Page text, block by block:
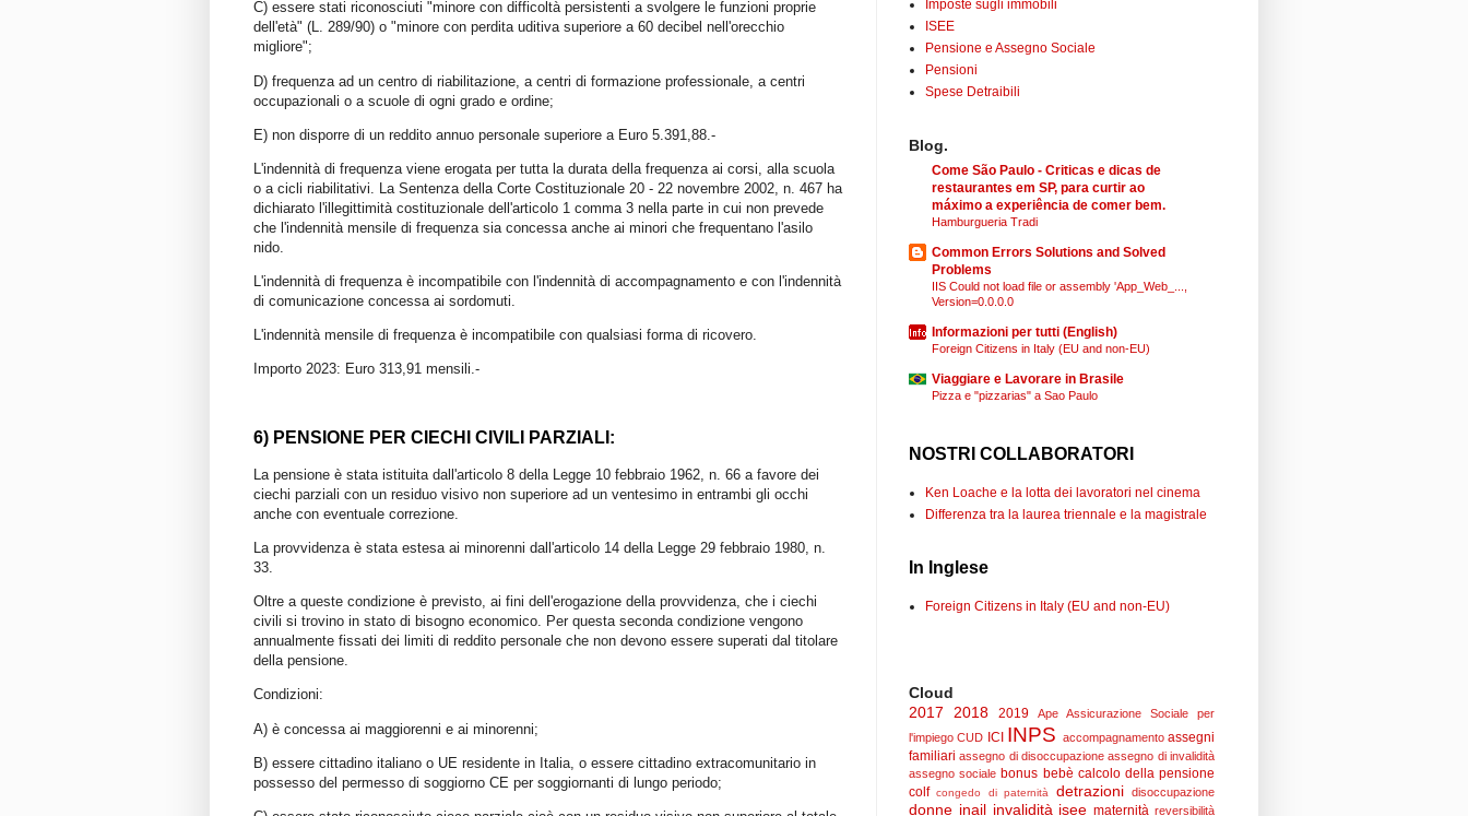
C) essere stati riconosciuti "minore con difficoltà persistenti a svolgere le funzioni proprie
dell'età" (L. 289/90) o "minore con perdita uditiva superiore a 60 decibel nell'orecchio
migliore";
D) frequenza ad un centro di riabilitazione, a centri di formazione professionale, a centri
occupazionali o a scuole di ogni grado e ordine;
E) non disporre di un reddito annuo personale superiore a Euro 5.391,88.-
L'indennità di frequenza viene erogata per tutta la durata della frequenza ai corsi, alla scuola
o a cicli riabilitativi. La Sentenza della Corte Costituzionale 20 - 22 novembre 2002, n. 467 ha
dichiarato l'illegittimità costituzionale dell'articolo 1 comma 3 nella parte in cui non prevede
che l'indennità mensile di frequenza sia concessa anche ai minori che frequentano l'asilo
nido.
L'indennità di frequenza è incompatibile con l'indennità di accompagnamento e con l'indennità
di comunicazione concessa ai sordomuti.
L'indennità mensile di frequenza è incompatibile con qualsiasi forma di ricovero.
Importo 2023: Euro 313,91 mensili.-
6) PENSIONE PER CIECHI CIVILI PARZIALI:
La pensione è stata istituita dall'articolo 8 della Legge 10 febbraio 1962, n. 66 a favore dei
ciechi parziali con un residuo visivo non superiore ad un ventesimo in entrambi gli occhi
anche con eventuale correzione.
La provvidenza è stata estesa ai minorenni dall'articolo 14 della Legge 29 febbraio 1980, n.
33.
Oltre a queste condizione è previsto, ai fini dell'erogazione della provvidenza, che i ciechi
civili si trovino in stato di bisogno economico. Per questa seconda condizione vengono
annualmente fissati dei limiti di reddito personale che non devono essere superati dal titolare
della pensione.
Condizioni:
A) è concessa ai maggiorenni e ai minorenni;
B) essere cittadino italiano o UE residente in Italia, o essere cittadino extracomunitario in
possesso del permesso di soggiorno CE per soggiornanti di lungo periodo;
Imposte sugli immobili
ISEE
Pensione e Assegno Sociale
Pensioni
Spese Detraibili
Blog.
Come São Paulo - Criticas e dicas de
restaurantes em SP, para curtir ao
máximo a experiência de comer bem.
Hamburgueria Tradi
Common Errors Solutions and Solved
Problems
IIS Could not load file or assembly 'App_Web_...,
Version=0.0.0.0
Informazioni per tutti (English)
Foreign Citizens in Italy (EU and non-EU)
Viaggiare e Lavorare in Brasile
Pizza e "pizzarias" a Sao Paulo
NOSTRI COLLABORATORI
Ken Loache e la lotta dei lavoratori nel cinema
Differenza tra la laurea triennale e la magistrale
In Inglese
Foreign Citizens in Italy (EU and non-EU)
Cloud
2017
2018 2019 Ape
Assicurazione Sociale per
l'impiego CUD ICI INPS accompagnamento assegni
familiari assegno di disoccupazione assegno di invalidità
assegno sociale bonus bebè calcolo della pensione
colf congedo di paternità detrazioni disoccupazione
donne inail invalidità isee maternità reversibilità